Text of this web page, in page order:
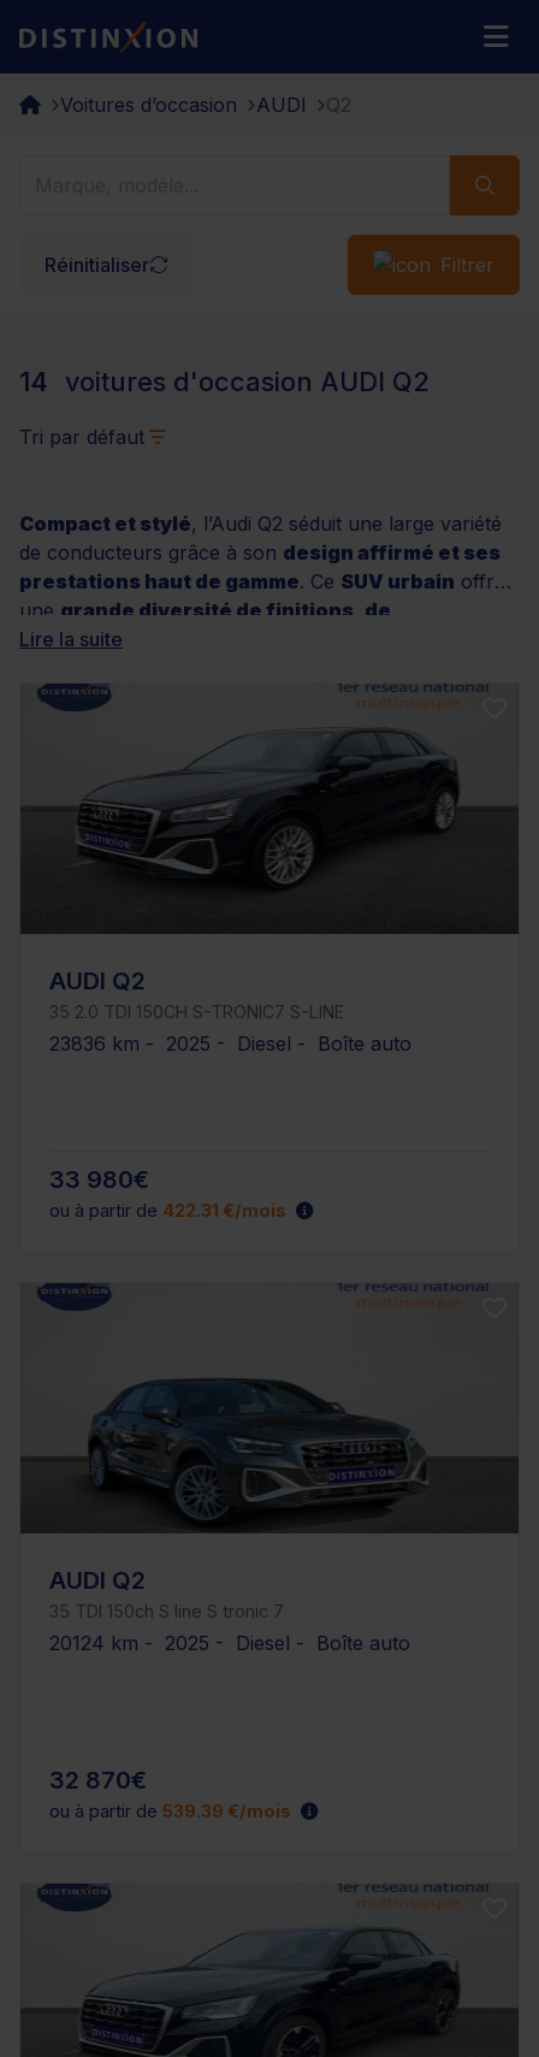
Distinxion
Voitures d’occasion AUDI Q2
Réinitialiser Filtrer
14 voitures d'occasion AUDI Q2
Tri par défaut
Compact et stylé, l’Audi Q2 séduit une large variété
de conducteurs grâce à son design affirmé et ses
prestations haut de gamme. Ce SUV urbain offre
une grande diversité de finitions, de
motorisations et de niveaux d’équipement
modèle essence dynamique ou un diesel
. Chez Distinxion, les offres d’Audi Q2
occasion sont soigneusement sélectionnées, avec des
kilométrages variés et des véhicules systématiquement
contrôlés. Grâce à nos services exclusifs, incluant une
garantie minimale de 12 mois, un contrôle qualité
rigoureux et des solutions de financement
Lire la suite
AUDI Q2
35 2.0 TDI 150CH S-TRONIC7 S-LINE
23836 km - 2025 - Diesel - Boîte auto
33 980€
ou à partir de 422.31 €/mois
AUDI Q2
35 TDI 150ch S line S tronic 7
20124 km - 2025 - Diesel - Boîte auto
32 870€
ou à partir de 539.39 €/mois